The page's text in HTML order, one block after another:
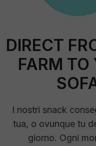
DIRECT
FARM TO
I nostri snack
tua, o ovunque tu
giorno. Ogni